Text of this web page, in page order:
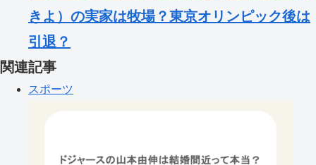
きよ）の実家は牧場？東京オリンピック後は
引退？
関連記事
スポーツ